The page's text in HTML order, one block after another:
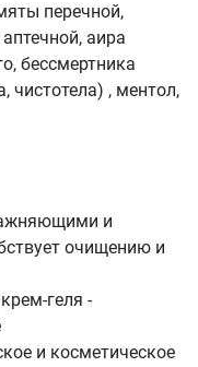
перечной,
аира
бессмертника
чистотела) , ментол,
и
очищению и
геля -
и косметическое